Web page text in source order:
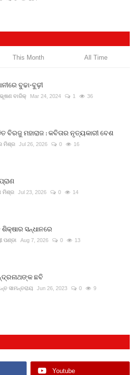
This Month All Time
ବୁଢା-ବୁଢ଼ୀ
ବାରିକ୍ Mar 24, 2024 1 36
ବିରଜୁ ମହାରାଜ : କବିତାର ନୃତ୍ୟକାରୀ ବେଶ
ମିଶ୍ର Jul 26, 2026 0 16
ମିଶ୍ର Jul 23, 2026 0 14
ସନ୍ଧାନରେ
ପଣ୍ଡା Aug 7, 2026 0 13
ଛବି
ସାମନ୍ତରାୟ Jun 26, 2023 0 9
Youtube